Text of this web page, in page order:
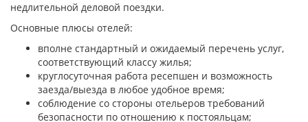
недлительной деловой поездки.
Основные плюсы отелей:
вполне стандартный и ожидаемый перечень услуг,
соответствующий классу жилья;
круглосуточная работа ресепшен и возможность
заезда/выезда в любое удобное время;
соблюдение со стороны отельеров требований
безопасности по отношению к постояльцам;